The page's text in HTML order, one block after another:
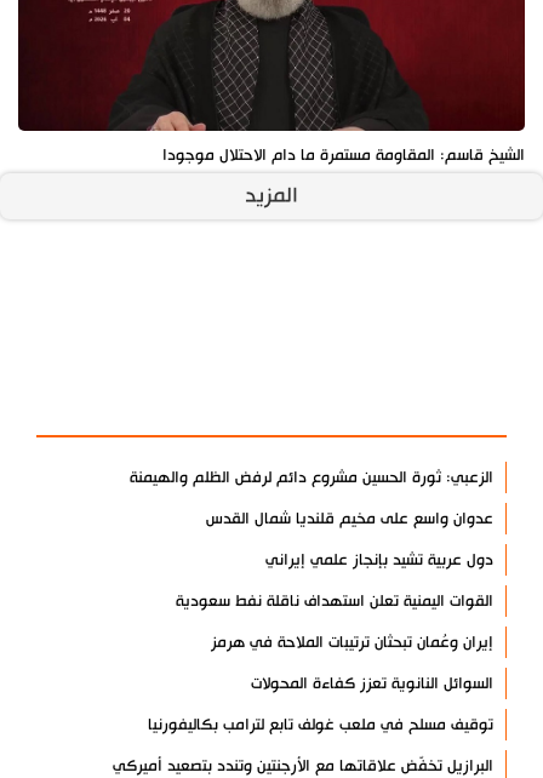
الشيخ قاسم: المقاومة مستمرة ما دام الاحتلال موجودا
المزيد
الزعبي: ثورة الحسين مشروع دائم لرفض الظلم والهيمنة
عدوان واسع على مخيم قلنديا شمال القدس
دول عربية تشيد بإنجاز علمي إيراني
القوات اليمنية تعلن استهداف ناقلة نفط سعودية
إيران وعُمان تبحثان ترتيبات الملاحة في هرمز
السوائل النانوية تعزز كفاءة المحولات
توقيف مسلح في ملعب غولف تابع لترامب بكاليفورنيا
البرازيل تخفّض علاقاتها مع الأرجنتين وتندد بتصعيد أميركي